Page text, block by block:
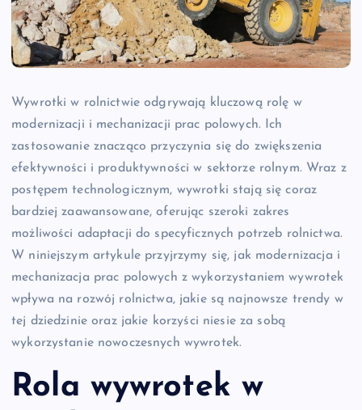
Wywrotki w rolnictwie odgrywają kluczową rolę w
modernizacji i mechanizacji prac polowych. Ich
zastosowanie znacząco przyczynia się do zwiększenia
efektywności i produktywności w sektorze rolnym. Wraz z
postępem technologicznym, wywrotki stają się coraz
bardziej zaawansowane, oferując szeroki zakres
możliwości adaptacji do specyficznych potrzeb rolnictwa.
W niniejszym artykule przyjrzymy się, jak modernizacja i
mechanizacja prac polowych z wykorzystaniem wywrotek
wpływa na rozwój rolnictwa, jakie są najnowsze trendy w
tej dziedzinie oraz jakie korzyści niesie za sobą
wykorzystanie nowoczesnych wywrotek.
Rola wywrotek w